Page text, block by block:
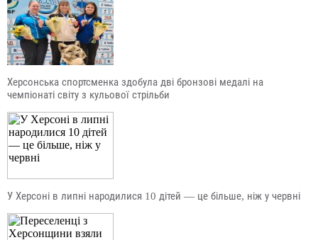
Херсонська спортсменка здобула дві бронзові медалі на
чемпіонаті світу з кульової стрільби
У Херсоні в липні народилися 10 дітей — це більше, ніж у червні